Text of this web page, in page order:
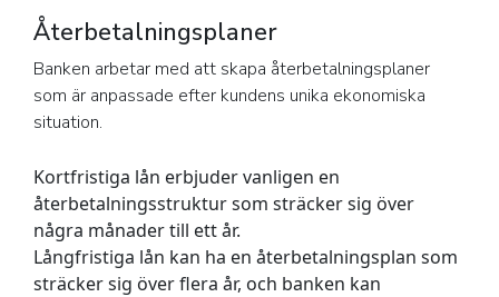
Återbetalningsplaner
Banken arbetar med att skapa återbetalningsplaner
som är anpassade efter kundens unika ekonomiska
situation.
Kortfristiga lån erbjuder vanligen en
återbetalningsstruktur som sträcker sig över
några månader till ett år.
Långfristiga lån kan ha en återbetalningsplan som
sträcker sig över flera år, och banken kan